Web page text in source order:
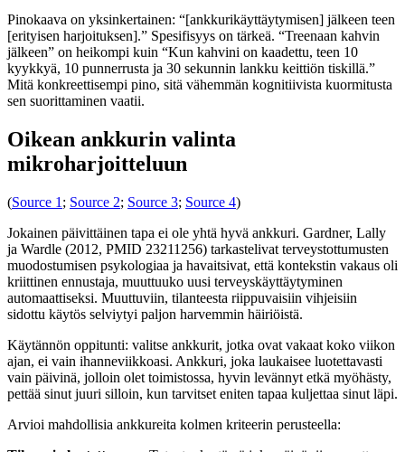
Pinokaava on yksinkertainen: “[ankkurikäyttäytymisen] jälkeen teen
[erityisen harjoituksen].” Spesifisyys on tärkeä. “Treenaan kahvin
jälkeen” on heikompi kuin “Kun kahvini on kaadettu, teen 10
kyykkyä, 10 punnerrusta ja 30 sekunnin lankku keittiön tiskillä.”
Mitä konkreettisempi pino, sitä vähemmän kognitiivista kuormitusta
sen suorittaminen vaatii.
Oikean ankkurin valinta
mikroharjoitteluun
(Source 1 ; Source 2; Source 3; Source 4)
Jokainen päivittäinen tapa ei ole yhtä hyvä ankkuri. Gardner, Lally
ja Wardle (2012, PMID 23211256) tarkastelivat terveystottumusten
muodostumisen psykologiaa ja havaitsivat, että kontekstin vakaus oli
kriittinen ennustaja, muuttuuko uusi terveyskäyttäytyminen
automaattiseksi. Muuttuviin, tilanteesta riippuvaisiin vihjeisiin
sidottu käytös selviytyi paljon harvemmin häiriöistä.
Käytännön oppitunti: valitse ankkurit, jotka ovat vakaat koko viikon
ajan, ei vain ihanneviikkoasi. Ankkuri, joka laukaisee luotettavasti
vain päivinä, jolloin olet toimistossa, hyvin levännyt etkä myöhästy,
pettää sinut juuri silloin, kun tarvitset eniten tapaa kuljettaa sinut läpi.
Arvioi mahdollisia ankkureita kolmen kriteerin perusteella: